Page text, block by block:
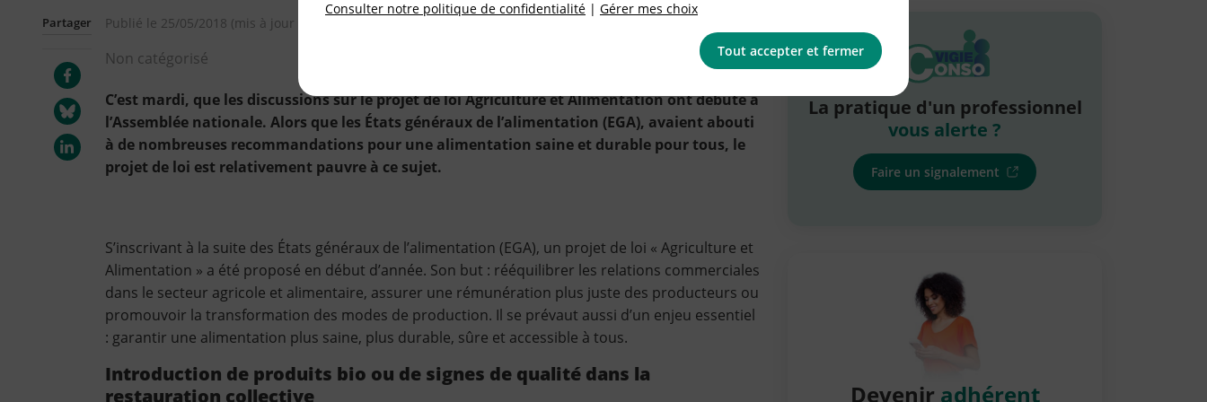
Publié le 25/05/2018 (mis à jour le
Non catégorisé
Partager
C’est mardi, que les discussions sur le projet de loi Agriculture et Alimentation ont débuté à
l’Assemblée nationale. Alors que les États généraux de l’alimentation (EGA), avaient abouti
à de nombreuses recommandations pour une alimentation saine et durable pour tous, le
projet de loi est relativement pauvre à ce sujet.
S’inscrivant à la suite des États généraux de l’alimentation (EGA), un projet de loi « Agriculture et
Alimentation » a été proposé en début d’année. Son but : rééquilibrer les relations commerciales
dans le secteur agricole et alimentaire, assurer une rémunération plus juste des producteurs ou
promouvoir la transformation des modes de production. Il se prévaut aussi d’un enjeu essentiel
: garantir une alimentation plus saine, plus durable, sûre et accessible à tous.
Introduction de produits bio ou de signes de qualité dans la
restauration collective
La pratique d'un professionnel
vous alerte ?
Faire un signalement
Devenir adhérent
Consulter notre politique de confidentialité | Gérer mes choix
Tout accepter et fermer